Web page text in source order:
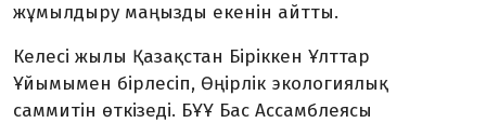
жұмылдыру маңызды екенін айтты.
Келесі жылы Қазақстан Біріккен Ұлттар
Ұйымымен бірлесіп, Өңірлік экологиялық
саммитін өткізеді. БҰҰ Бас Ассамблеясы